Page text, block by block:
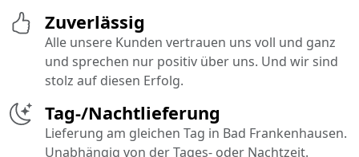
Tag-/Nachtlieferung
Lieferung am gleichen Tag in Bad Frankenhausen.
Unabhängig von der Tages- oder Nachtzeit.
Zuverlässig
Alle unsere Kunden vertrauen uns voll und ganz
und sprechen nur positiv über uns. Und wir sind
stolz auf diesen Erfolg.